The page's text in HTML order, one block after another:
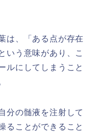
は、「ある点が存在
いう意味があり、こ
ルにしてしまうこと
分の髄液を注射して
ることができること